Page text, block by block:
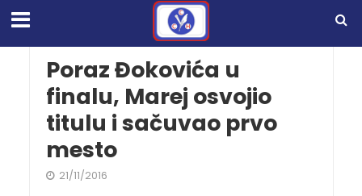
Poraz Đokovića u
finalu, Marej osvojio
titulu i sačuvao prvo
mesto
21/11/2016